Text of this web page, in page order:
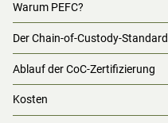
Warum PEFC?
Der Chain-of-Custody-Standard
Ablauf der CoC-Zertifizierung
Kosten